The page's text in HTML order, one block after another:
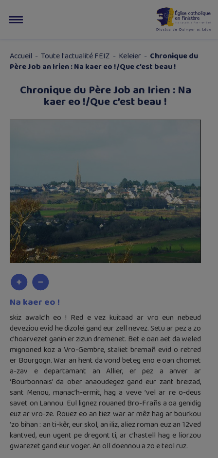
Accueil - Toute l'actualité FEIZ - Keleier - Chronique du
Père Job an Irien : Na kaer eo !/Que c’est beau !
Chronique du Père Job an Irien : Na
kaer eo !/Que c’est beau !
Na kaer eo !
skiz awalc’h eo ! Red e vez kuitaad ar vro eun nebeud
deveziou evid he dizolei gand eur zell nevez. Setu ar pez a zo
c’hoarvezet ganin er zizun dremenet. Bet e oan aet da weled
mignoned koz a Vro-Gembre, staliet bremañ evid o retred
er Bourgogn. War an hent da vond beteg eno e oan chomet
a-zav e departamant an Allier, er pez a anver ar
‘Bourbonnais’ da ober anaoudegez gand eur zant breizad,
sant Menou, manac’h-ermit, hag a veve ’vel ar re o-deus
savet on Lannou. Eul lignez rouaned Bro-Frañs a oa genidig
euz ar vro-ze. Rouez eo an tiez war ar mêz hag ar bourkou
’zo bihan : an ti-kêr, eur skol, an iliz, aliez roman euz an 12ved
kantved, eun ugent pe dregont ti, ar c’hastell hag e liorzou
gwarezet gand eur voger. An oll doennou a zo e teol ruz.